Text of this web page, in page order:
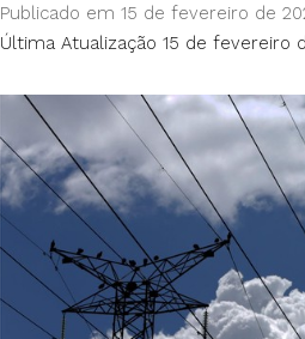
Última Atualização 15 de fevereiro
Publicado em 15 de fevereiro de